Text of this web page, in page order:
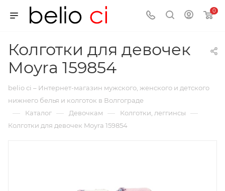
0
Колготки для девочек
Moyra 159854
belio ci – Интернет-магазин мужского, женского и детского
нижнего белья и колготок в Волгограде
— Каталог — Девочкам — Колготки, леггинсы —
Колготки для девочек Moyra 159854